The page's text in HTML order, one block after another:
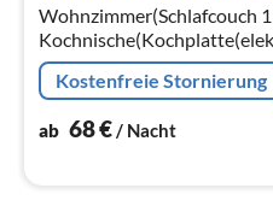
Wohnzimmer(Schlafcouch
Backofen, Mikrowelle,
Schlafzimmer(Doppelbett)
Kostenfreie Stornierung
ab 68€/ Nacht